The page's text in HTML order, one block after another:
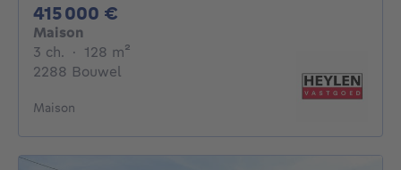
415 000 €
Maison
3 ch. 3 chambres
· 128 m²
2288 Bouwel
Maison